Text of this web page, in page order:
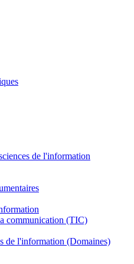
de l'information
communication (TIC)
de l'information (Domaines)